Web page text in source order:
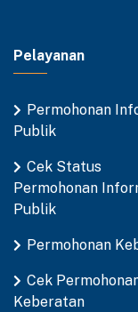
Pelayanan
Permohonan
Publik
Cek Status
Permohonan
Publik
Permohonan
Cek
Keberatan